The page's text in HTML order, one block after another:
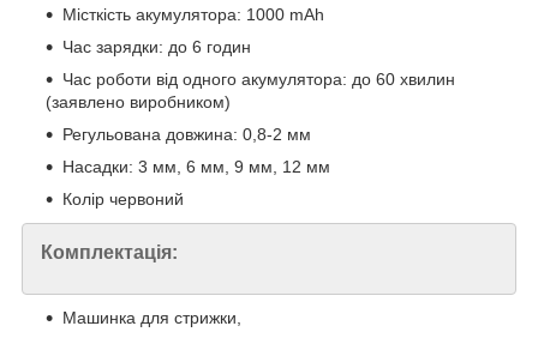
Місткість акумулятора: 1000 mAh
Час зарядки: до 6 годин
Час роботи від одного акумулятора: до 60 хвилин
(заявлено виробником)
Регульована довжина: 0,8-2 мм
Насадки: 3 мм, 6 мм, 9 мм, 12 мм
Колір червоний
Комплектація:
Машинка для стрижки,